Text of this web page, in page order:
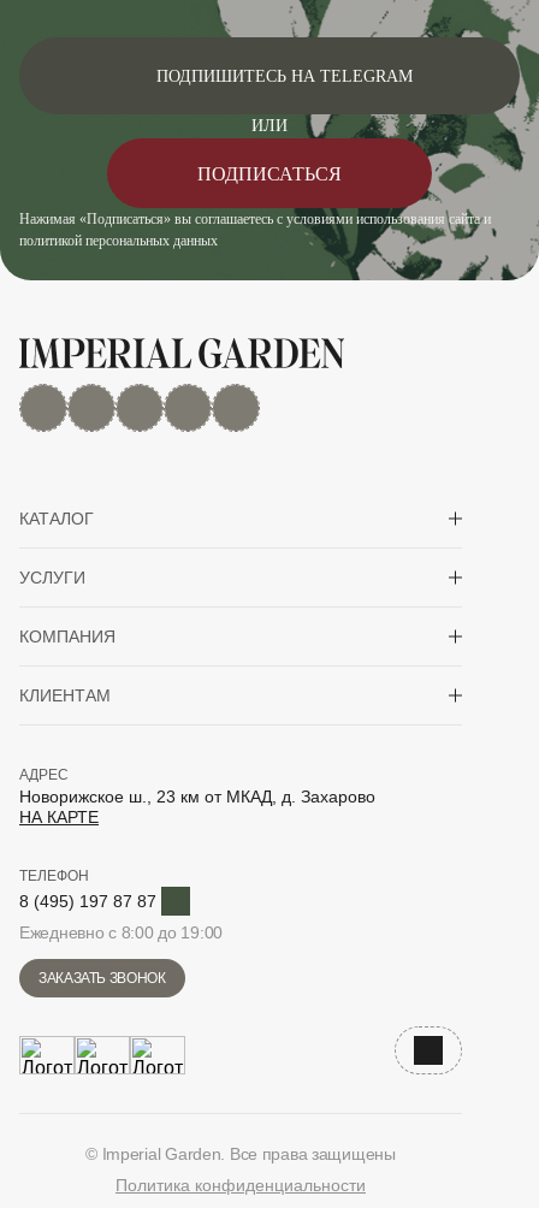
Нажимая «Подписаться» вы соглашаетесь с условиями использования сайта и
политикой персональных данных
ПОДПИШИТЕСЬ НА TELEGRAM
ИЛИ
ПОДПИСАТЬСЯ
MAX Дзен YouTuberutubeTelegram
КАТАЛОГ
УСЛУГИ
КОМПАНИЯ
КЛИЕНТАМ
АДРЕС
Новорижское ш., 23 км от МКАД, д. Захарово
НА КАРТЕ
ТЕЛЕФОН
8 (495) 197 87 87
Ежедневно с 8:00 до 19:00
ЗАКАЗАТЬ ЗВОНОК
Наверх
© Imperial Garden. Все права защищены
Политика конфиденциальности